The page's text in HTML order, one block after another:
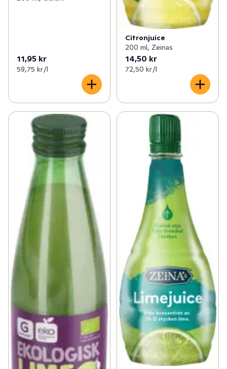
11,95 kr
59,75 kr /l
Citronjuice
200 ml, Zeinas
14,50 kr
72,50 kr /l